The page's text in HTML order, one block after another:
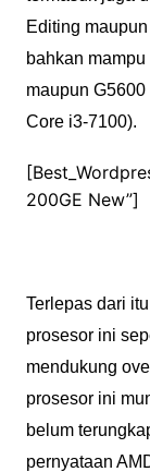
Editing maupun
bahkan
maupun
Core i3-7100).
200GE New”]
Terlepas dari
prosesor ini
mendukung
prosesor ini
belum
pernyataan